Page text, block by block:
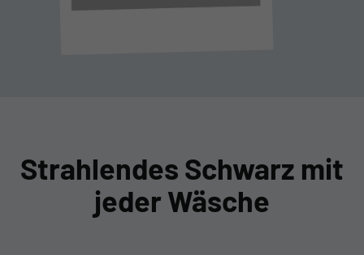
Strahlendes Schwarz mit
jeder Wäsche